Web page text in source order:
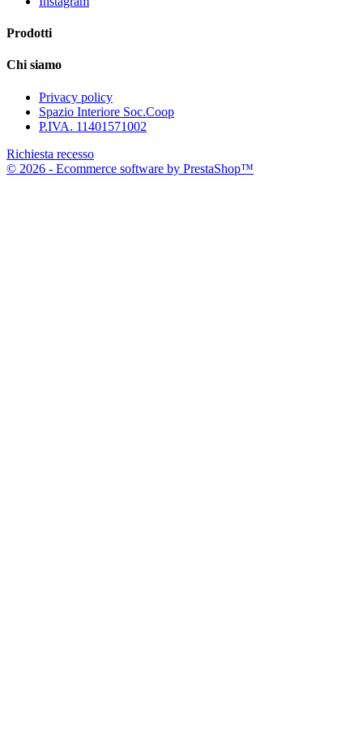
Prodotti
Chi siamo
Privacy policy
Spazio Interiore Soc.Coop
P.IVA. 11401571002
Richiesta recesso
© 2026 - Ecommerce software by PrestaShop™